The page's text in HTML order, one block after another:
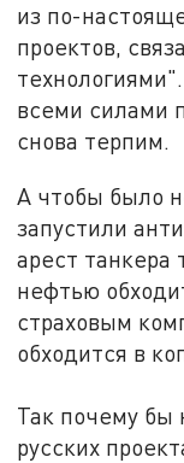
из по-
проектов,
всеми силами
снова терпим.
А чтобы было
запустили
арест танкера
нефтью
страховым
обходится в
Так почему бы
русских